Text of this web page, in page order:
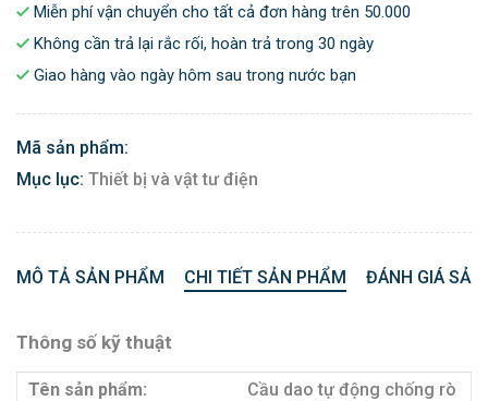
Miễn phí vận chuyển cho tất cả đơn hàng trên 50.000
Không cần trả lại rắc rối, hoàn trả trong 30 ngày
Giao hàng vào ngày hôm sau trong nước bạn
Mã sản phẩm:
Mục lục: Thiết bị và vật tư điện
MÔ TẢ SẢN PHẨM CHI TIẾT SẢN PHẨM ĐÁNH GIÁ
Thông số kỹ thuật
Tên sản phẩm:
Cầu dao tự động chống rò